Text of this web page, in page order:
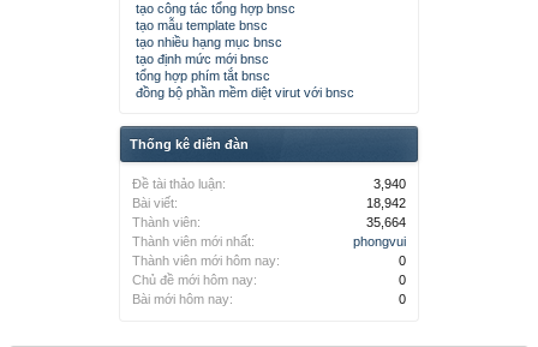
tạo công tác tổng hợp bnsc
tạo mẫu template bnsc
tạo nhiều hạng mục bnsc
tạo định mức mới bnsc
tổng hợp phím tắt bnsc
đồng bộ phần mềm diệt virut với bnsc
Thống kê diễn đàn
Đề tài thảo luận:
3,940
Bài viết:
18,942
Thành viên:
35,664
Thành viên mới nhất:
phongvui
Thành viên mới hôm nay:
0
Chủ đề mới hôm nay:
0
Bài mới hôm nay:
0